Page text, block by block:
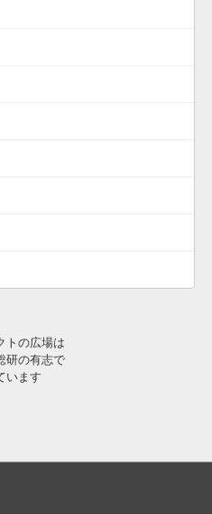
トの広場は
研の有志で
います